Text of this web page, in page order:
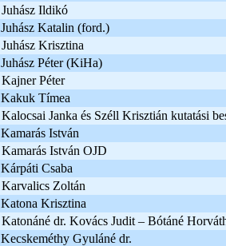
Juhász Ildikó
Juhász Katalin (ford.)
Juhász Krisztina
Juhász Péter (KiHa)
Kajner Péter
Kakuk Tímea
Kalocsai Janka és Széll Krisztián kutatási
Kamarás István
Kamarás István OJD
Kárpáti Csaba
Karvalics Zoltán
Katona Krisztina
Katonáné dr. Kovács Judit – Bótáné
Kecskeméthy Gyuláné dr.